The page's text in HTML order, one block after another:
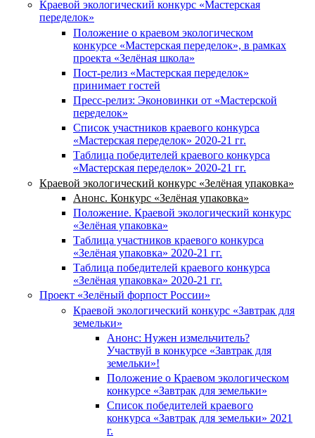
Краевой экологический конкурс «Мастерская
переделок»
Положение о краевом экологическом
конкурсе «Мастерская переделок», в рамках
проекта «Зелёная школа»
Пост-релиз «Мастерская переделок»
принимает гостей
Пресс-релиз: Эконовинки от «Мастерской
переделок»
Список участников краевого конкурса
«Мастерская переделок» 2020-21 гг.
Таблица победителей краевого конкурса
«Мастерская переделок» 2020-21 гг.
Краевой экологический конкурс «Зелёная упаковка»
Анонс. Конкурс «Зелёная упаковка»
Положение. Краевой экологический конкурс
«Зелёная упаковка»
Таблица участников краевого конкурса
«Зелёная упаковка» 2020-21 гг.
Таблица победителей краевого конкурса
«Зелёная упаковка» 2020-21 гг.
Проект «Зелёный форпост России»
Краевой экологический конкурс «Завтрак для
земельки»
Анонс: Нужен измельчитель?
Участвуй в конкурсе «Завтрак для
земельки»!
Положение о Краевом экологическом
конкурсе «Завтрак для земельки»
Список победителей краевого
конкурса «Завтрак для земельки» 2021
г.